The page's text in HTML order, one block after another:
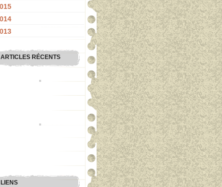
ARTICLES RÉCENTS
LIENS